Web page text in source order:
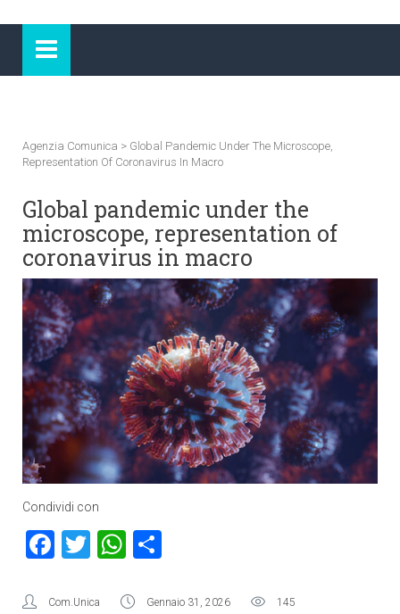
Agenzia Comunica > Global Pandemic Under The Microscope,
Representation Of Coronavirus In Macro
Global pandemic under the
microscope, representation of
coronavirus in macro
Condividi con
Facebook
TwitterWhatsApp
Com.Unica Gennaio 31, 2026
145